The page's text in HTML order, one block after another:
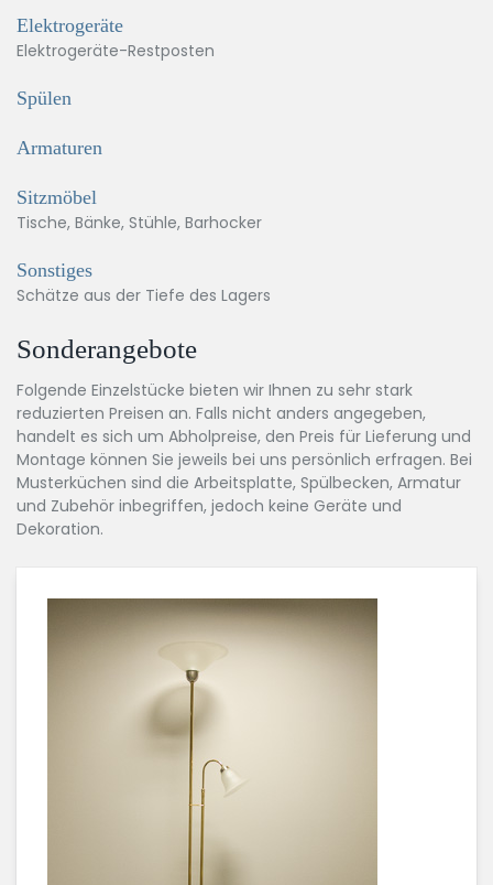
Elektrogeräte
Elektrogeräte-Restposten
Spülen
Armaturen
Sitzmöbel
Tische, Bänke, Stühle, Barhocker
Sonstiges
Schätze aus der Tiefe des Lagers
Sonderangebote
Folgende Einzelstücke bieten wir Ihnen zu sehr stark
reduzierten Preisen an. Falls nicht anders angegeben,
handelt es sich um Abholpreise, den Preis für Lieferung und
Montage können Sie jeweils bei uns persönlich erfragen. Bei
Musterküchen sind die Arbeitsplatte, Spülbecken, Armatur
und Zubehör inbegriffen, jedoch keine Geräte und
Dekoration.